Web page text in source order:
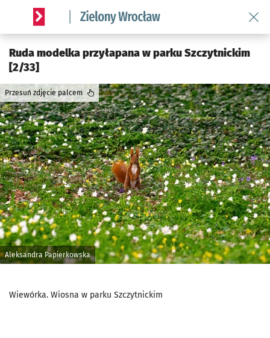
Serwis informacyjny wroclaw.pl podserwis: Środowisko we
Ruda modelka przyłapana w parku Szczytnickim
[2/33]
Aleksandra Papierkowska
Przesuń zdjęcie palcem
Wiewórka. Wiosna w parku Szczytnickim